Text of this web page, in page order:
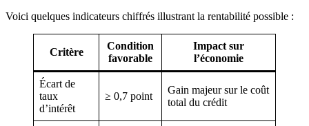
Voici quelques indicateurs chiffrés illustrant la rentabilité possible :
Critère
Condition
favorable
Impact sur
l’économie
Écart de
taux
d’intérêt
≥ 0,7 point
Gain majeur sur le coût
total du crédit